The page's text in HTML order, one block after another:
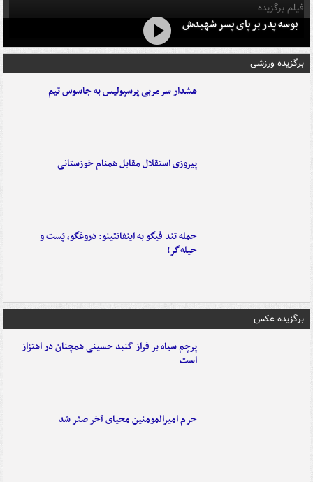
فیلم برگزیده
بوسه‌ پدر بر پای پسر شهیدش
برگزیده ورزشی
هشدار سرمربی پرسپولیس به جاسوس تیم
پیروزی استقلال مقابل همنام خوزستانی
حمله تند فیگو به اینفانتینو: دروغگو، پَست‌ و
حیله‌گر!
برگزیده عکس
پرچم سیاه بر فراز گنبد حسینی همچنان در اهتزاز
است
حرم امیرالمومنین محیای آخر صفر شد